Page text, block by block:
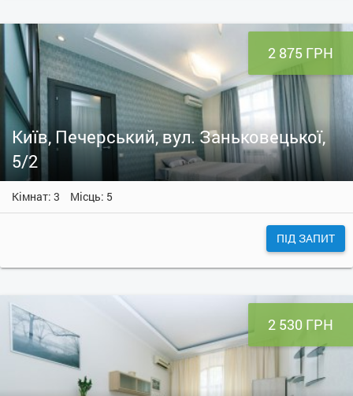
2 875 ГРН
Київ, Печерський, вул. Заньковецької,
5/2
Кімнат: 3 Місць: 5
ПІД ЗАПИТ
2 530 ГРН